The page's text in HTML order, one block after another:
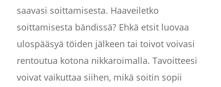
saavasi soittamisesta. Haaveiletko
soittamisesta bändissä? Ehkä etsit luovaa
ulospääsyä töiden jälkeen tai toivot voivasi
rentoutua kotona nikkaroimalla. Tavoitteesi
voivat vaikuttaa siihen, mikä soitin sopii